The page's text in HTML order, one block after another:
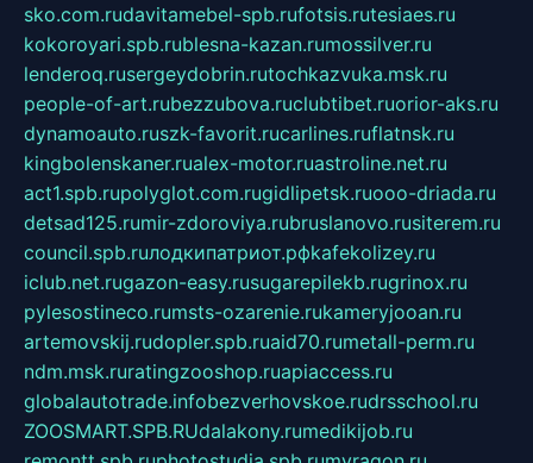
sko.com.rudavitamebel-spb.rufotsis.rutesiaes.ru
kokoroyari.spb.rublesna-kazan.rumossilver.ru
lenderoq.rusergeydobrin.rutochkazvuka.msk.ru
people-of-art.rubezzubova.ruclubtibet.ruorior-aks.ru
dynamoauto.ruszk-favorit.rucarlines.ruflatnsk.ru
kingbolenskaner.rualex-motor.ruastroline.net.ru
act1.spb.rupolyglot.com.rugidlipetsk.ruooo-driada.ru
detsad125.rumir-zdoroviya.rubruslanovo.rusiterem.ru
council.spb.ruлодкипатриот.рфkafekolizey.ru
iclub.net.rugazon-easy.rusugarepilekb.rugrinox.ru
pylesostineco.rumsts-ozarenie.rukameryjooan.ru
artemovskij.rudopler.spb.ruaid70.rumetall-perm.ru
ndm.msk.ruratingzooshop.ruapiaccess.ru
globalautotrade.infobezverhovskoe.rudrsschool.ru
ZOOSMART.SPB.RUdalakony.rumedikijob.ru